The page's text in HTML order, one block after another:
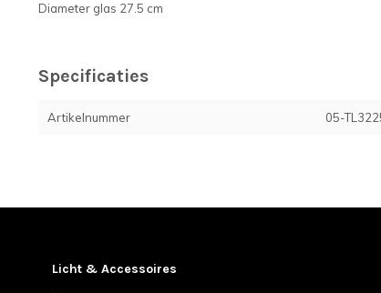
Diameter glas 27.5 cm
Specificaties
Artikelnummer 05-
Licht & Accessoires